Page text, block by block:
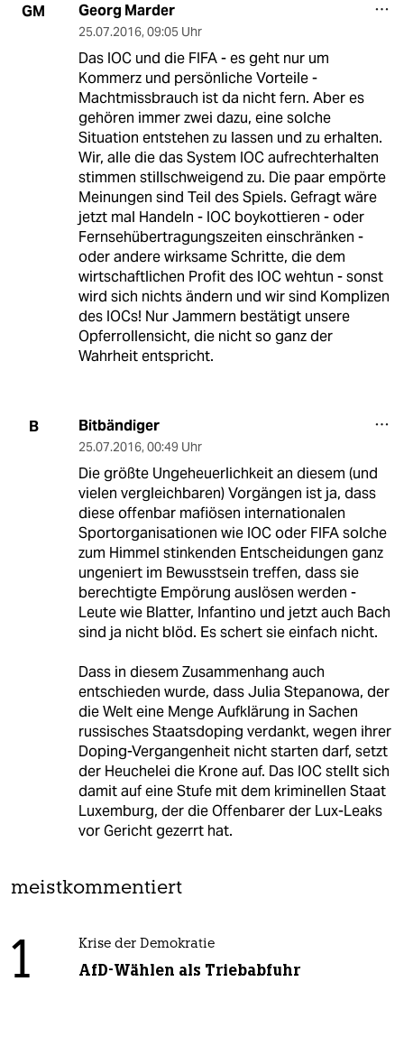
GM Georg Marder
25.07.2016, 09:05 Uhr
Das IOC und die FIFA - es geht nur um
Kommerz und persönliche Vorteile -
Machtmissbrauch ist da nicht fern. Aber es
gehören immer zwei dazu, eine solche
Situation entstehen zu lassen und zu erhalten.
Wir, alle die das System IOC aufrechterhalten
stimmen stillschweigend zu. Die paar empörte
Meinungen sind Teil des Spiels. Gefragt wäre
jetzt mal Handeln - IOC boykottieren - oder
Fernsehübertragungszeiten einschränken -
oder andere wirksame Schritte, die dem
wirtschaftlichen Profit des IOC wehtun - sonst
wird sich nichts ändern und wir sind Komplizen
des IOCs! Nur Jammern bestätigt unsere
Opferrollensicht, die nicht so ganz der
Wahrheit entspricht.
B Bitbändiger
25.07.2016, 00:49 Uhr
Die größte Ungeheuerlichkeit an diesem (und
vielen vergleichbaren) Vorgängen ist ja, dass
diese offenbar mafiösen internationalen
Sportorganisationen wie IOC oder FIFA solche
zum Himmel stinkenden Entscheidungen ganz
ungeniert im Bewusstsein treffen, dass sie
berechtigte Empörung auslösen werden -
Leute wie Blatter, Infantino und jetzt auch Bach
sind ja nicht blöd. Es schert sie einfach nicht.
Dass in diesem Zusammenhang auch
entschieden wurde, dass Julia Stepanowa, der
die Welt eine Menge Aufklärung in Sachen
russisches Staatsdoping verdankt, wegen ihrer
Doping-Vergangenheit nicht starten darf, setzt
der Heuchelei die Krone auf. Das IOC stellt sich
damit auf eine Stufe mit dem kriminellen Staat
Luxemburg, der die Offenbarer der Lux-Leaks
vor Gericht gezerrt hat.
meistkommentiert
1 Krise der Demokratie
AfD-Wählen als Triebabfuhr